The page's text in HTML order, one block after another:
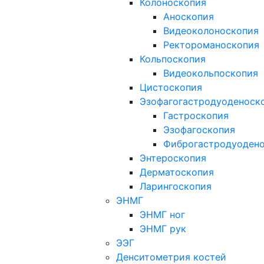
Колоноскопия
Аноскопия
Видеоколоноскопия
Ректороманоскопия
Кольпоскопия
Видеокольпоскопия
Цистоскопия
Гастроскопия
Эзофагоскопия
Энтероскопия
Дерматоскопия
Ларингоскопия
ЭНМГ
ЭНМГ ног
ЭНМГ рук
ЭЭГ
Денситометрия костей